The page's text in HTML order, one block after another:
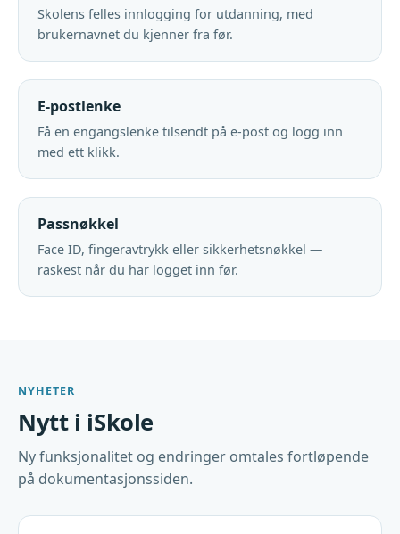
Skolens felles innlogging for utdanning, med
brukernavnet du kjenner fra før.
E-postlenke
Få en engangslenke tilsendt på e-post og logg inn
med ett klikk.
Passnøkkel
Face ID, fingeravtrykk eller sikkerhetsnøkkel —
raskest når du har logget inn før.
NYHETER
Nytt i iSkole
Ny funksjonalitet og endringer omtales fortløpende
på dokumentasjonssiden.